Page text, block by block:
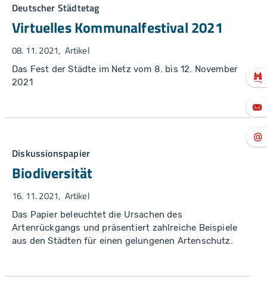
Deutscher Städtetag
Virtuelles Kommunalfestival 2021
08. 11. 2021 Artikel
Das Fest der Städte im Netz vom 8. bis 12. November
2021
Diskussionspapier
Biodiversität
16. 11. 2021 Artikel
Das Papier beleuchtet die Ursachen des
Artenrückgangs und präsentiert zahlreiche Beispiele
aus den Städten für einen gelungenen Artenschutz.